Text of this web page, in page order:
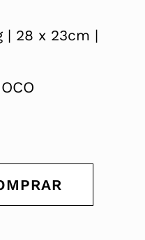
| 28 x 23cm |